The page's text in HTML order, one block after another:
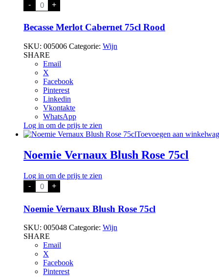
- Becasse
Merlot
75cl
Rood
+
Becasse Merlot Cabernet 75cl Rood
SKU: 005006 Categorie: Wijn
SHARE
Email
X
Facebook
Pinterest
Linkedin
Vkontakte
WhatsApp
Log in om de prijs te zien
Toevoegen aan
Noemie Vernaux Blush Rose 75cl
Log in om de prijs te zien
- Noemie
Vernaux
Rose
75cl
+
Noemie Vernaux Blush Rose 75cl
SKU: 005048 Categorie: Wijn
SHARE
Email
X
Facebook
Pinterest